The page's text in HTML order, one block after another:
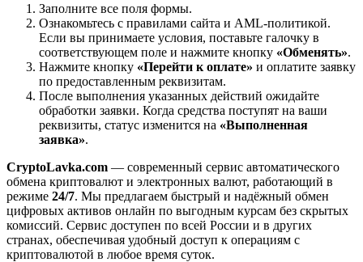
Заполните все поля формы.
Ознакомьтесь с правилами сайта и AML-политикой.
Если вы принимаете условия, поставьте галочку в
соответствующем поле и нажмите кнопку «Обменять».
Нажмите кнопку «Перейти к оплате» и оплатите заявку
по предоставленным реквизитам.
После выполнения указанных действий ожидайте
обработки заявки. Когда средства поступят на ваши
реквизиты, статус изменится на «Выполненная
заявка».
CryptoLavka.com — современный сервис автоматического
обмена криптовалют и электронных валют, работающий в
режиме 24/7. Мы предлагаем быстрый и надёжный обмен
цифровых активов онлайн по выгодным курсам без скрытых
комиссий. Сервис доступен по всей России и в других
странах, обеспечивая удобный доступ к операциям с
криптовалютой в любое время суток.